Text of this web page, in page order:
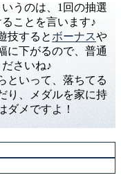
うのは、1回の抽選
ことを言います♪
技すると ボーナスや
に下がるので、普通
さいね♪
といって、落ちてる
り、メダルを家に持
ダメですよ！